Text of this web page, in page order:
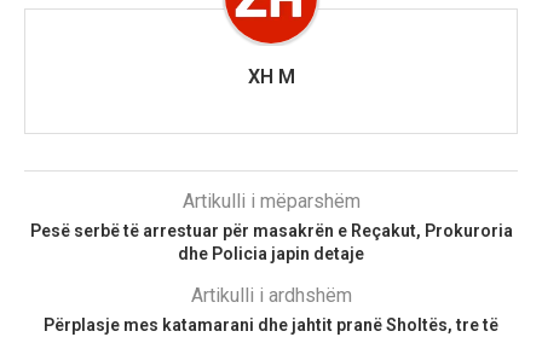
XH M
Artikulli i mëparshëm
Pesë serbë të arrestuar për masakrën e Reçakut, Prokuroria
dhe Policia japin detaje
Artikulli i ardhshëm
Përplasje mes katamarani dhe jahtit pranë Sholtës, tre të